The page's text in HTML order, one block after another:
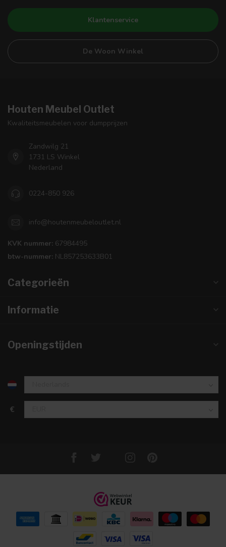
Klantenservice
De Woon Winkel
Houten Meubel Outlet
Kwaliteitsmeubelen voor dumpprijzen
Zandwilg 21
1731 LS Winkel
Nederland
0224-850 926
info@houtenmeubeloutlet.nl
KVK nummer: 67984495
btw-nummer: NL857253633B01
Categorieën
Informatie
Openingstijden
€